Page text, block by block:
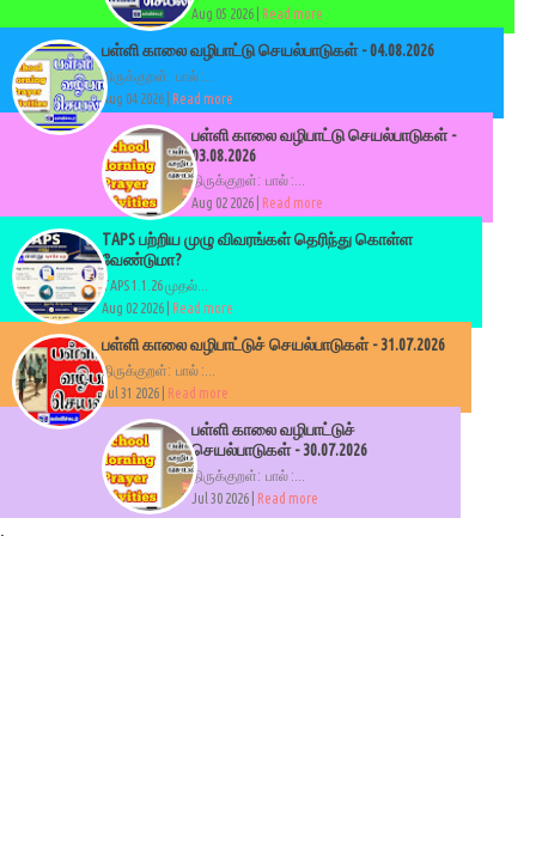
Aug 05 2026 | Read more
பள்ளி காலை வழிபாட்டு செயல்பாடுகள் - 04.08.2026
திருக்குறள்: பால் :...
Aug 04 2026 | Read more
பள்ளி காலை வழிபாட்டு செயல்பாடுகள் -
03.08.2026
திருக்குறள்: பால் :...
Aug 02 2026 |
Read more
TAPS பற்றிய முழு விவரங்கள் தெரிந்து கொள்ள
வேண்டுமா?
TAPS 1.1.26 முதல்...
Aug 02 2026 | Read more
பள்ளி காலை வழிபாட்டுச் செயல்பாடுகள் - 31.07.2026
திருக்குறள்: பால் :...
Jul 31 2026 |
Read more
பள்ளி காலை வழிபாட்டுச்
செயல்பாடுகள் - 30.07.2026
திருக்குறள்: பால் :...
Jul 30 2026 |
Read more